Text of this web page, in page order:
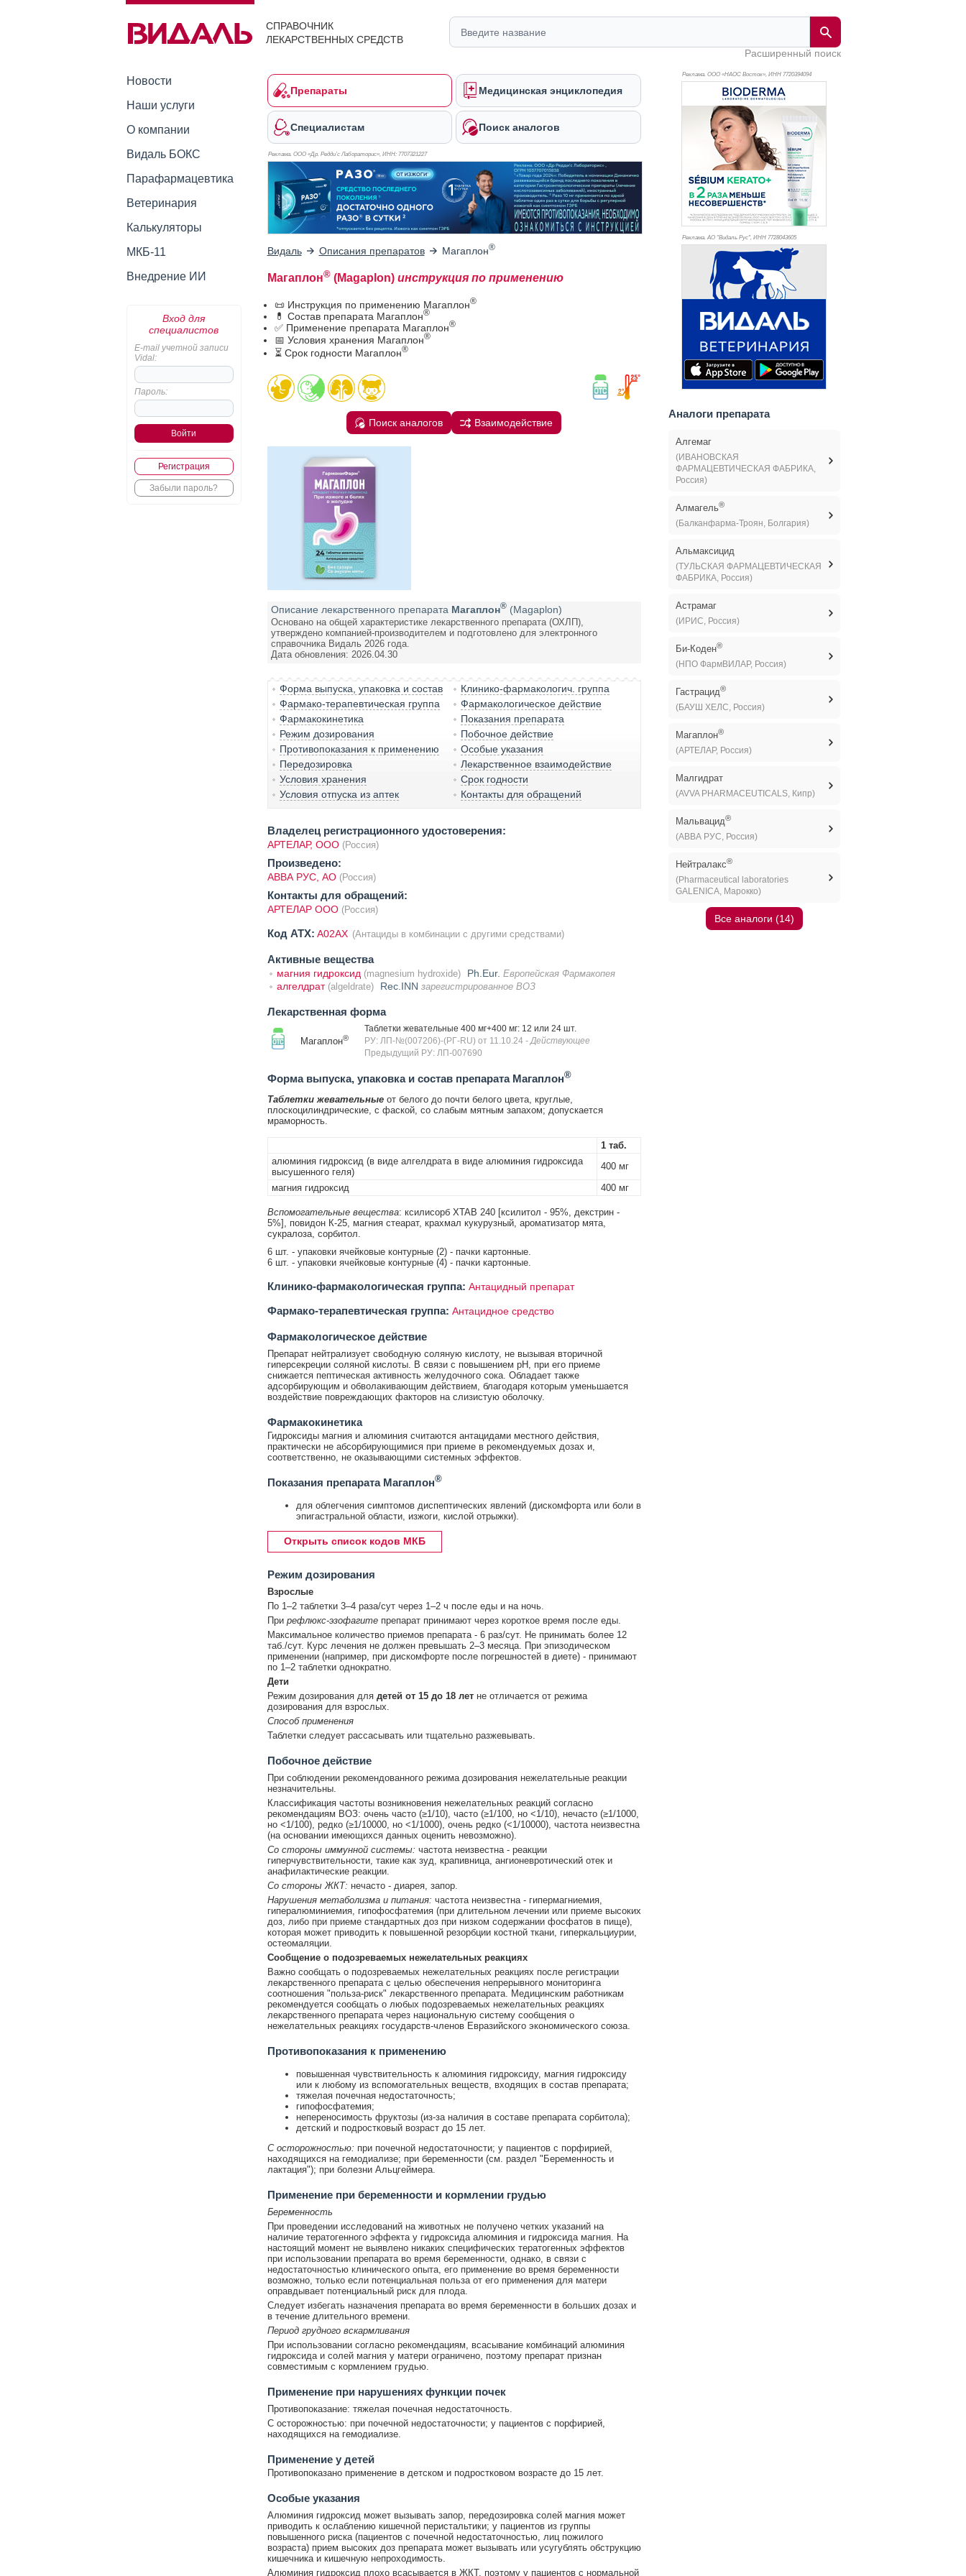
СПРАВОЧНИК
ЛЕКАРСТВЕННЫХ СРЕДСТВ
Расширенный поиск
Новости
Наши услуги
О компании
Видаль БОКС
Парафармацевтика
Ветеринария
Калькуляторы
МКБ-11
Внедрение ИИ
Вход для
специалистов
E-mail учетной записи
Vidal:
Пароль:
Регистрация
Забыли пароль?
Препараты Медицинская энциклопедия
Специалистам Поиск аналогов
Реклама. ООО «Др. Редди’с Лабораторис», ИНН: 7707321227
Видаль Описания препаратов Магаплон®
Магаплон®(Magaplon) инструкция по применению
📜 Инструкция по применению Магаплон®
💊 Состав препарата Магаплон®
✅ Применение препарата Магаплон®
📅 Условия хранения Магаплон®
⏳ Срок годности Магаплон®
Поиск аналогов Взаимодействие
Описание лекарственного препарата Магаплон® (Magaplon)
Основано на общей характеристике лекарственного препарата (ОХЛП),
утверждено компанией-производителем и подготовлено для электронного
справочника Видаль 2026 года.
Дата обновления: 2026.04.30
Форма выпуска, упаковка и состав
Клинико-фармакологич. группа
Фармако-терапевтическая группа
Фармакологическое действие
Фармакокинетика
Показания препарата
Режим дозирования
Побочное действие
Противопоказания к применению
Особые указания
Передозировка
Лекарственное взаимодействие
Условия хранения
Срок годности
Условия отпуска из аптек
Контакты для обращений
Владелец регистрационного удостоверения:
АРТЕЛАР, ООО (Россия)
Произведено:
АВВА РУС, АО (Россия)
Контакты для обращений:
АРТЕЛАР ООО (Россия)
Код ATX: A02AX (Антациды в комбинации с другими средствами)
Активные вещества
магния гидроксид (magnesium hydroxide) Ph.Eur. Европейская Фармакопея
алгелдрат (algeldrate) Rec.INN зарегистрированное ВОЗ
Лекарственная форма
Магаплон®
Таблетки жевательные 400 мг+400 мг: 12 или 24 шт.
РУ: ЛП-№(007206)-(РГ-RU) от 11.10.24 - Действующее
Предыдущий РУ: ЛП-007690
Форма выпуска, упаковка и состав препарата Магаплон®
Таблетки жевательныеот белого до почти белого цвета, круглые,
плоскоцилиндрические, с фаской, со слабым мятным запахом; допускается
мраморность.
1 таб.
алюминия гидроксид (в виде алгелдрата в виде алюминия гидроксида
высушенного геля)
400 мг
магния гидроксид
400 мг
Вспомогательные вещества: ксилисорб XTAB 240 [ксилитол - 95%, декстрин -
5%], повидон К-25, магния стеарат, крахмал кукурузный, ароматизатор мята,
сукралоза, сорбитол.
6 шт. - упаковки ячейковые контурные (2) - пачки картонные.
6 шт. - упаковки ячейковые контурные (4) - пачки картонные.
Клинико-фармакологическая группа: Антацидный препарат
Фармако-терапевтическая группа: Антацидное средство
Фармакологическое действие
Препарат нейтрализует свободную соляную кислоту, не вызывая вторичной
гиперсекреции соляной кислоты. В связи с повышением pH, при его приеме
снижается пептическая активность желудочного сока. Обладает также
адсорбирующим и обволакивающим действием, благодаря которым уменьшается
воздействие повреждающих факторов на слизистую оболочку.
Фармакокинетика
Гидроксиды магния и алюминия считаются антацидами местного действия,
практически не абсорбирующимися при приеме в рекомендуемых дозах и,
соответственно, не оказывающими системных эффектов.
Показания препарата Магаплон®
для облегчения симптомов диспептических явлений (дискомфорта или боли в
эпигастральной области, изжоги, кислой отрыжки).
Открыть список кодов МКБ
Режим дозирования
Взрослые
По 1–2 таблетки 3–4 раза/сут через 1–2 ч после еды и на ночь.
При рефлюкс-эзофагитепрепарат принимают через короткое время после еды.
Максимальное количество приемов препарата - 6 раз/сут. Не принимать более 12
таб./сут. Курс лечения не должен превышать 2–3 месяца. При эпизодическом
применении (например, при дискомфорте после погрешностей в диете) - принимают
по 1–2 таблетки однократно.
Дети
Режим дозирования для детей от 15 до 18 летне отличается от режима
дозирования для взрослых.
Способ применения
Таблетки следует рассасывать или тщательно разжевывать.
Побочное действие
При соблюдении рекомендованного режима дозирования нежелательные реакции
незначительны.
Классификация частоты возникновения нежелательных реакций согласно
рекомендациям ВОЗ: очень часто (≥1/10), часто (≥1/100, но <1/10), нечасто (≥1/1000,
но <1/100), редко (≥1/10000, но <1/1000), очень редко (<1/10000), частота неизвестна
(на основании имеющихся данных оценить невозможно).
Со стороны иммунной системы: частота неизвестна - реакции
гиперчувствительности, такие как зуд, крапивница, ангионевротический отек и
анафилактические реакции.
Со стороны ЖКТ: нечасто - диарея, запор.
Нарушения метаболизма и питания: частота неизвестна - гипермагниемия,
гипералюминиемия, гипофосфатемия (при длительном лечении или приеме высоких
доз, либо при приеме стандартных доз при низком содержании фосфатов в пище),
которая может приводить к повышенной резорбции костной ткани, гиперкальциурии,
остеомаляции.
Сообщение о подозреваемых нежелательных реакциях
Важно сообщать о подозреваемых нежелательных реакциях после регистрации
лекарственного препарата с целью обеспечения непрерывного мониторинга
соотношения "польза-риск" лекарственного препарата. Медицинским работникам
рекомендуется сообщать о любых подозреваемых нежелательных реакциях
лекарственного препарата через национальную систему сообщения о
нежелательных реакциях государств-членов Евразийского экономического союза.
Противопоказания к применению
повышенная чувствительность к алюминия гидроксиду, магния гидроксиду
или к любому из вспомогательных веществ, входящих в состав препарата;
тяжелая почечная недостаточность;
гипофосфатемия;
непереносимость фруктозы (из-за наличия в составе препарата сорбитола);
детский и подростковый возраст до 15 лет.
С осторожностью: при почечной недостаточности; у пациентов с порфирией,
находящихся на гемодиализе; при беременности (см. раздел "Беременность и
лактация"); при болезни Альцгеймера.
Применение при беременности и кормлении грудью
Беременность
При проведении исследований на животных не получено четких указаний на
наличие тератогенного эффекта у гидроксида алюминия и гидроксида магния. На
настоящий момент не выявлено никаких специфических тератогенных эффектов
при использовании препарата во время беременности, однако, в связи с
недостаточностью клинического опыта, его применение во время беременности
возможно, только если потенциальная польза от его применения для матери
оправдывает потенциальный риск для плода.
Следует избегать назначения препарата во время беременности в больших дозах и
в течение длительного времени.
Период грудного вскармливания
При использовании согласно рекомендациям, всасывание комбинаций алюминия
гидроксида и солей магния у матери ограничено, поэтому препарат признан
совместимым с кормлением грудью.
Применение при нарушениях функции почек
Противопоказание: тяжелая почечная недостаточность.
С осторожностью: при почечной недостаточности; у пациентов с порфирией,
находящихся на гемодиализе.
Применение у детей
Противопоказано применение в детском и подростковом возрасте до 15 лет.
Особые указания
Алюминия гидроксид может вызывать запор, передозировка солей магния может
приводить к ослаблению кишечной перистальтики; у пациентов из группы
повышенного риска (пациентов с почечной недостаточностью, лиц пожилого
возраста) прием высоких доз препарата может вызывать или усугублять обструкцию
кишечника и кишечную непроходимость.
Алюминия гидроксид плохо всасывается в ЖКТ, поэтому у пациентов с нормальной
Реклама. ООО «НАОС Восток», ИНН 7720394094
Реклама. АО "Видаль Рус", ИНН 7728043605
Аналоги препарата
Алгемаг
(ИВАНОВСКАЯ
ФАРМАЦЕВТИЧЕСКАЯ ФАБРИКА,
Россия)
Алмагель®
(Балканфарма-Троян, Болгария)
Альмаксицид
(ТУЛЬСКАЯ ФАРМАЦЕВТИЧЕСКАЯ
ФАБРИКА, Россия)
Астрамаг
(ИРИС, Россия)
Би-Коден®
(НПО ФармВИЛАР, Россия)
Гастрацид®
(БАУШ ХЕЛС, Россия)
Магаплон®
(АРТЕЛАР, Россия)
Малгидрат
(AVVA PHARMACEUTICALS, Кипр)
Мальвацид®
(АВВА РУС, Россия)
Нейтралакс®
(Pharmaceutical laboratories
GALENICA, Марокко)
Все аналоги (14)